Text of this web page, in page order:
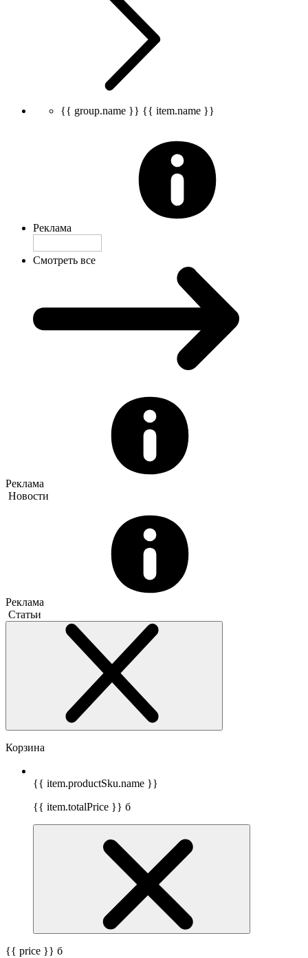
{{ group.name }} {{ item.name }}
Реклама
Смотреть все
Реклама
Новости
Реклама
Статьи
Корзина
{{ item.productSku.name }}
{{ item.totalPrice }} б
{{ price }} б